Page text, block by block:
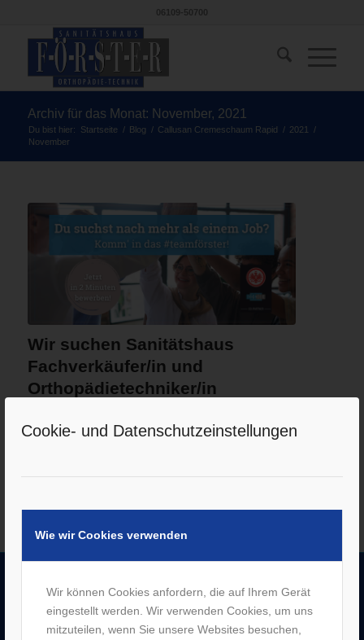
Cookie- und Datenschutzeinstellungen
Wie wir Cookies verwenden
Wir können Cookies anfordern, die auf Ihrem Gerät
eingestellt werden. Wir verwenden Cookies, um uns
mitzuteilen, wenn Sie unsere Websites besuchen,
Archiv für das Monat: November, 2021
Du bist hier: Startseite / Blog / Callusan Cremeschaum Rapid / 2021
/
November
Wir suchen Sanitätshaus
Fachverkäufer/in und
Orthopädietechniker/in
Weiterlesen
UNTERNEHMEN
Jobs